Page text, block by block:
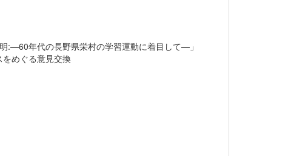
:―60年代の長野県栄村の学習運動に着目して―」
をめぐる意見交換